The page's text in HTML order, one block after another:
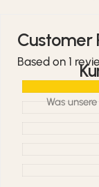
Was
Customer
Based on 1